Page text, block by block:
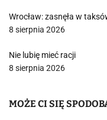
Wrocław: zasnęła w
8 sierpnia 2026
Nie lubię mieć racji
8 sierpnia 2026
MOŻE CI SIĘ